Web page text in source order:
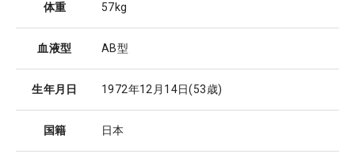
体重 57kg
血液型 AB型
生年月日 1972年12月14日(53歳)
国籍 日本